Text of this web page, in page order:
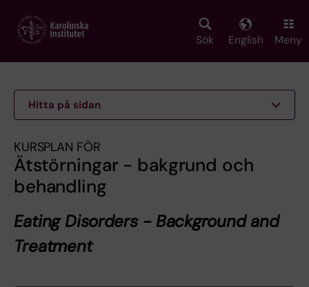
main
Sök English Meny
Hitta på sidan
KURSPLAN FÖR
Ätstörningar - bakgrund och
behandling
Eating Disorders - Background and
Treatment